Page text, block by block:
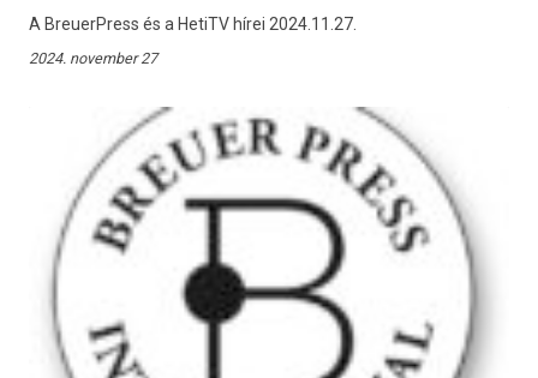
A BreuerPress és a HetiTV hírei 2024.11.27.
2024. november 27